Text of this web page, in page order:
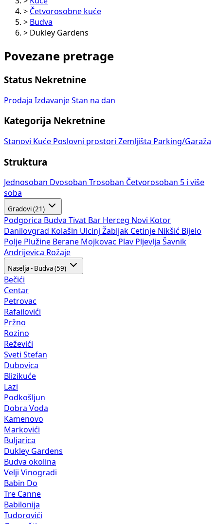
> Četvorosobne kuće
> Budva
> Dukley Gardens
Povezane pretrage
Status Nekretnine
Prodaja Izdavanje Stan na dan
Kategorija Nekretnine
Stanovi Kuće Poslovni prostori Zemljišta Parking/Garaža
Struktura
Jednosoban Dvosoban Trosoban Četvorosoban 5 i više
soba
Gradovi (21)
Podgorica Budva Tivat Bar Herceg Novi Kotor
Danilovgrad Kolašin Ulcinj Žabljak Cetinje Nikšić Bijelo
Polje Plužine Berane Mojkovac Plav Pljevlja Šavnik
Andrijevica Rožaje
Naselja - Budva (59)
Bečići
Centar
Petrovac
Rafailovići
Pržno
Rozino
Reževići
Sveti Stefan
Dubovica
Blizikuće
Lazi
Podkošljun
Dobra Voda
Kamenovo
Markovići
Buljarica
Dukley Gardens
Budva okolina
Velji Vinogradi
Babin Do
Tre Canne
Babilonija
Tudorovići